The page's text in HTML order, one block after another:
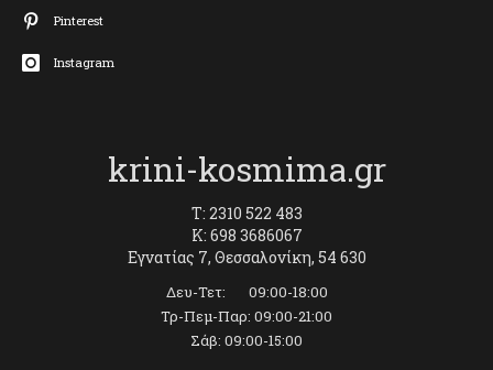
Pinterest
Instagram
krini-kosmima.gr
T: 2310 522 483
K: 698 3686067
Εγνατίας 7, Θεσσαλονίκη, 54 630
Δευ-Τετ: 09:00-18:00
Τρ-Πεμ-Παρ: 09:00-21:00
Σάβ: 09:00-15:00